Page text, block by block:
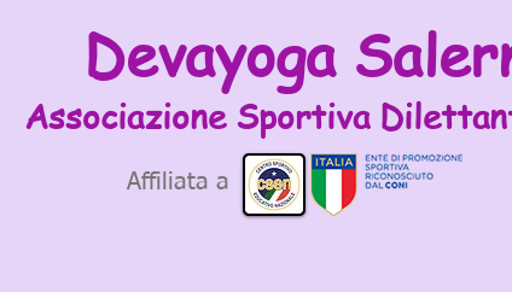
Devayoga
Associazione Sportiva
Affiliata a